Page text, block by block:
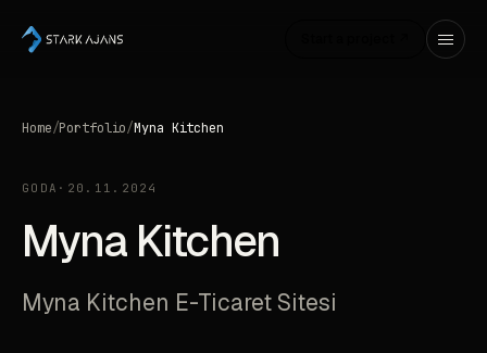
Home/Portfolio/Myna Kitchen
GODA · 20.11.2024
Myna Kitchen
Myna Kitchen E-Ticaret Sitesi